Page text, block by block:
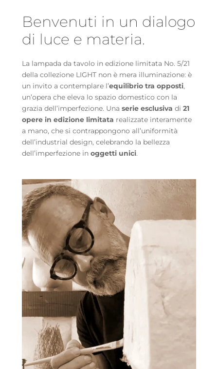
Benvenuti in un dialogo
di luce e materia.
La lampada da tavolo in edizione limitata No. 5/21
della collezione LIGHT non è mera illuminazione: è
un invito a contemplare l’equilibrio tra opposti,
un’opera che eleva lo spazio domestico con la
grazia dell’imperfezione. Una serie esclusiva di 21
opere in edizione limitata realizzate interamente
a mano, che si contrappongono all’uniformità
dell’industrial design, celebrando la bellezza
dell’imperfezione in oggetti unici.